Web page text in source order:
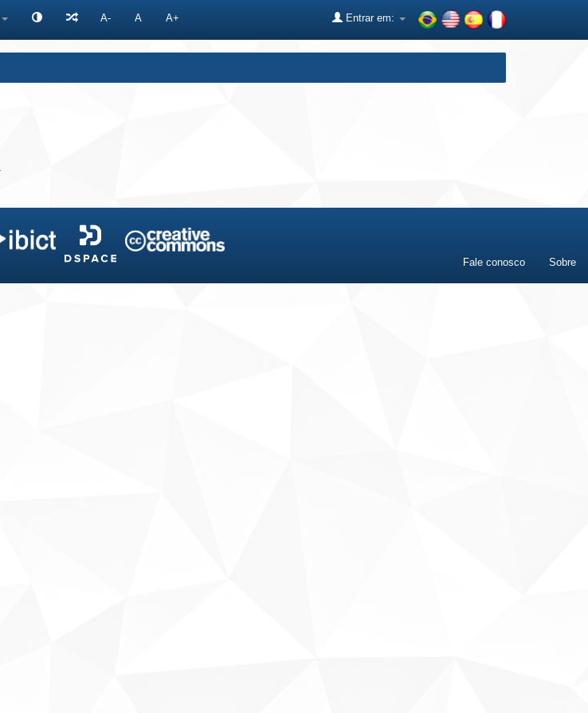
A- A A+ Entrar em:
Fale conosco Sobre